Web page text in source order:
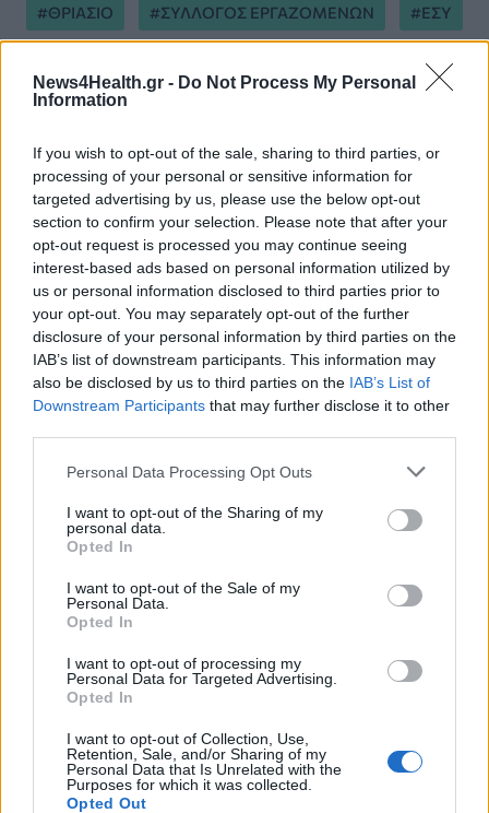
News4Health.gr - Do Not Process My Personal
Information
If you wish to opt-out of the sale, sharing to third parties, or
processing of your personal or sensitive information for
targeted advertising by us, please use the below opt-out
section to confirm your selection. Please note that after your
opt-out request is processed you may continue seeing
interest-based ads based on personal information utilized by
us or personal information disclosed to third parties prior to
your opt-out. You may separately opt-out of the further
disclosure of your personal information by third parties on the
IAB’s list of downstream participants. This information may
also be disclosed by us to third parties on the IAB’s List of
Downstream Participants that may further disclose it to other
Personal Data Processing Opt Outs
I want to opt-out of the Sharing of my
personal data.
Opted In
I want to opt-out of the Sale of my
Personal Data.
Opted In
I want to opt-out of processing my
Personal Data for Targeted Advertising.
Opted In
I want to opt-out of Collection, Use,
Retention, Sale, and/or Sharing of my
Personal Data that Is Unrelated with the
Purposes for which it was collected.
Opted Out
ΘΡΙΑΣΙΟ ΣΥΛΛΟΓΟΣ ΕΡΓΑΖΟΜΕΝΩΝ ΕΣΥ
ΠΕΡΙΣΣΟΤΕΡΑ ΣΤΗΝ ΙΔΙΑ ΚΑΤΗΓΟΡΙΑ
«Καμπανάκι» από την ΕΙΝΑΠ για τις
προσλήψεις γιατρών στα
νοσοκομεία: «Οι ανάγκες
παραμένουν ακάλυπτες»
22 Μαϊος 2026
OEE και ΟΔΙΠΥ παρουσίασαν το
Εθνικό Πλαίσιο Προτύπων
22 Μαϊος 2026
ΣΧΕΤΙΚΑ ΑΡΘΡΑ